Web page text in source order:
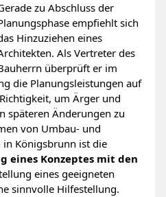
zu Abschluss der
empfiehlt sich
Hinzuziehen eines
Als Vertreter des
überprüft er im
die Planungsleistungen auf
um Ärger und
späteren Änderungen zu
von Umbau- und
Königsbrunn ist die
eines Konzeptes mit den
eines geeigneten
sinnvolle Hilfestellung.